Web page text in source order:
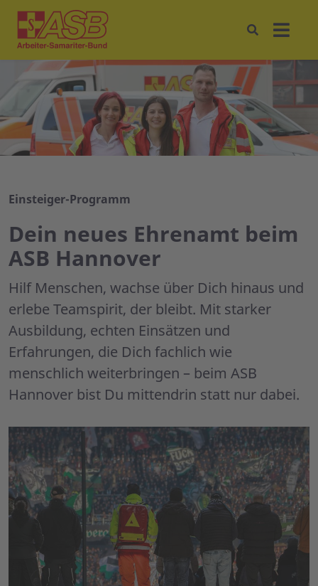
Einsteiger-Programm
Dein neues Ehrenamt beim
ASB Hannover
Hilf Menschen, wachse über Dich hinaus und
erlebe Teamspirit, der bleibt. Mit starker
Ausbildung, echten Einsätzen und
Erfahrungen, die Dich fachlich wie
menschlich weiterbringen – beim ASB
Hannover bist Du mittendrin statt nur dabei.